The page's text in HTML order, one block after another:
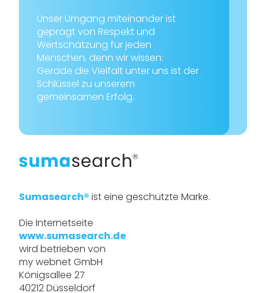
Unser Umgang miteinander ist
geprägt von Respekt und
Wertschätzung für jeden
Menschen, denn wir wissen:
Gerade die Vielfalt unter uns ist der
Schlüssel zu unserem
gemeinsamen Erfolg.
Sumasearch® ist eine geschützte Marke.
Die Internetseite
www.sumasearch.de
wird betrieben von
my webnet GmbH
Königsallee 27
40212 Düsseldorf